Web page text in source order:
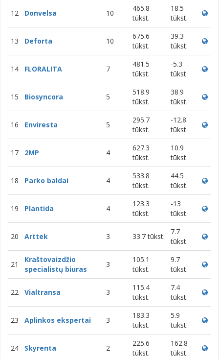
12 Donvelsa 10
465.8
tūkst.
18.5
tūkst.
13 Deforta 10
675.6
tūkst.
39.3
tūkst.
14 FLORALITA 7
481.5
tūkst.
-5.3
tūkst.
15 Biosyncora 5
518.9
tūkst.
38.9
tūkst.
16 Enviresta 5
295.7
tūkst.
-12.8
tūkst.
17 2MP 4
627.3
tūkst.
10.9
tūkst.
18 Parko baldai 4
533.8
tūkst.
44.5
tūkst.
19 Plantida 4
123.3
tūkst.
-13
tūkst.
20 Arttek 3 33.7 tūkst.
7.7
tūkst.
21
Kraštovaizdžio
specialistų biuras
3
105.1
tūkst.
9.7
tūkst.
22 Vialtransa 3
115.4
tūkst.
7.4
tūkst.
23 Aplinkos ekspertai 3
183.3
tūkst.
5.9
tūkst.
24 Skyrenta 2
225.6
tūkst.
162.8
tūkst.